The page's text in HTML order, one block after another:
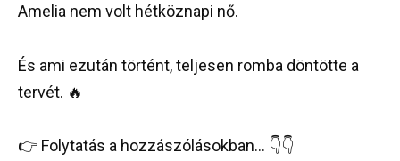
Amelia nem volt hétköznapi nő.
És ami ezután történt, teljesen romba döntötte a
tervét. 🔥
👉 Folytatás a hozzászólásokban… 👇👇